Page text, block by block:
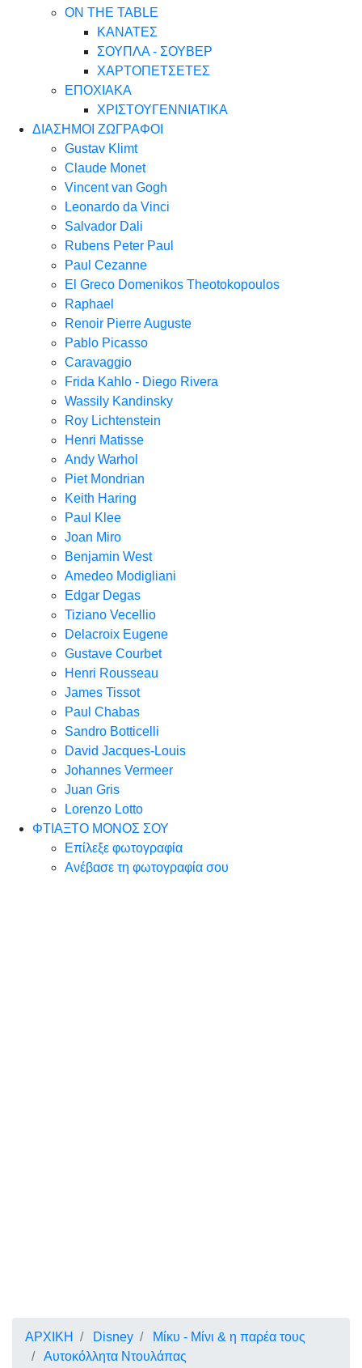
ON THE TABLE
ΚΑΝΑΤΕΣ
ΣΟΥΠΛΑ - ΣΟΥΒΕΡ
ΧΑΡΤΟΠΕΤΣΕΤΕΣ
ΕΠΟΧΙΑΚΑ
ΧΡΙΣΤΟΥΓΕΝΝΙΑΤΙΚΑ
ΔΙΑΣΗΜΟΙ ΖΩΓΡΑΦΟΙ
Gustav Klimt
Claude Monet
Vincent van Gogh
Leonardo da Vinci
Salvador Dali
Rubens Peter Paul
Paul Cezanne
El Greco Domenikos Theotokopoulos
Raphael
Renoir Pierre Auguste
Pablo Picasso
Caravaggio
Frida Kahlo - Diego Rivera
Wassily Kandinsky
Roy Lichtenstein
Henri Matisse
Andy Warhol
Piet Mondrian
Keith Haring
Paul Klee
Joan Miro
Benjamin West
Amedeo Modigliani
Edgar Degas
Tiziano Vecellio
Delacroix Eugene
Gustave Courbet
Henri Rousseau
James Tissot
Paul Chabas
Sandro Botticelli
David Jacques-Louis
Johannes Vermeer
Juan Gris
Lorenzo Lotto
ΦΤΙΑΞΤΟ ΜΟΝΟΣ ΣΟΥ
Επίλεξε φωτογραφία
Ανέβασε τη φωτογραφία σου
ΑΡΧΙΚΗ Disney
Μίκυ - Μίνι & η παρέα τους
Αυτοκόλλητα Ντουλάπας